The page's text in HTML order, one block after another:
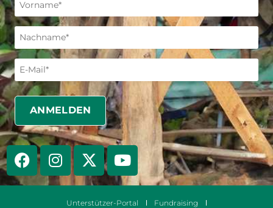
Unterstützer-Portal
Fundraising